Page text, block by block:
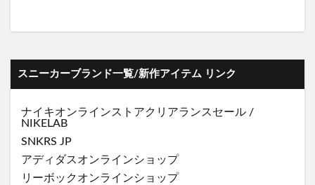
スニーカーブランド一覧/新作アイテム リンク
ナイキオンラインストアクリアランスセール /
NIKELAB
SNKRS JP
アディダスオンラインショップ
リーボックオンラインショップ